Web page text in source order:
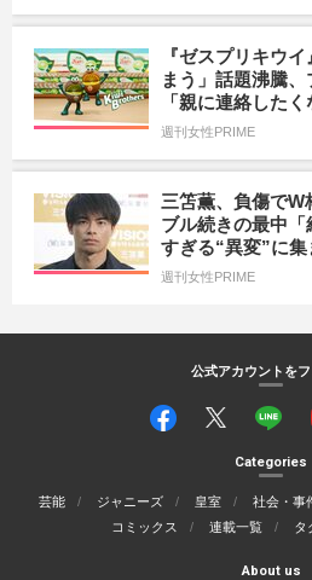
『ゼスプリキウ
まう」話題沸騰
「親に連絡した
週刊女性PRIME
三笘薫、負傷で
ブル続きの最中
すぎる“異変”に
週刊女性PRIME
公式アカウントを
Categories
芸能 ジャニーズ 皇室 社会・事
コミックス
連載一覧 タ
About us